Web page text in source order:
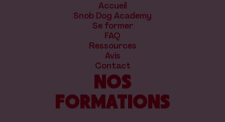
Accueil
Snob Dog Academy
Se former
FAQ
Ressources
Avis
Contact
NOS
FORMATIONS